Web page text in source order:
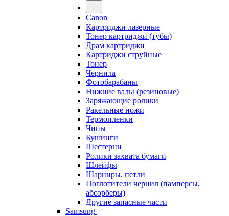
Canon
Картриджи лазерные
Тонер картриджи (тубы)
Драм картриджи
Картриджи струйные
Тонер
Чернила
Фотобарабаны
Нижние валы (резиновые)
Заряжающие ролики
Ракельные ножи
Термопленки
Чипы
Бушинги
Шестерни
Ролики захвата бумаги
Шлейфы
Шарниры, петли
Поглотители чернил (памперсы,
абсорберы)
Другие запасные части
Samsung